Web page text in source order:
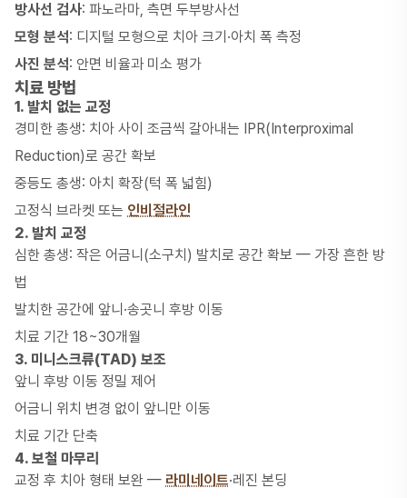
방사선 검사: 파노라마, 측면 두부방사선
모형 분석: 디지털 모형으로 치아 크기·아치 폭 측정
사진 분석: 안면 비율과 미소 평가
치료 방법
1. 발치 없는 교정
경미한 총생: 치아 사이 조금씩 갈아내는 IPR(Interproximal
Reduction)로 공간 확보
중등도 총생: 아치 확장(턱 폭 넓힘)
고정식 브라켓 또는 인비절라인
2. 발치 교정
심한 총생: 작은 어금니(소구치) 발치로 공간 확보 — 가장 흔한 방
법
발치한 공간에 앞니·송곳니 후방 이동
치료 기간 18~30개월
3. 미니스크류(TAD) 보조
앞니 후방 이동 정밀 제어
어금니 위치 변경 없이 앞니만 이동
치료 기간 단축
4. 보철 마무리
교정 후 치아 형태 보완 — 라미네이트·레진 본딩